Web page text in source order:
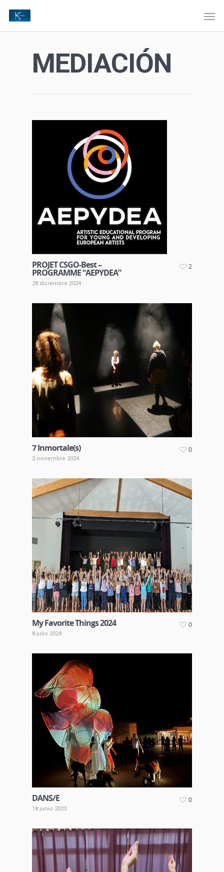
MEDIACIÓN
PROJET CSGO-Best –
PROGRAMME “AEPYDEA”
28 diciembre 2024
2
7 Inmortale(s)
2 noviembre 2024
0
My Favorite Things 2024
8 julio 2024
0
DANS/E
18 junio 2023
0